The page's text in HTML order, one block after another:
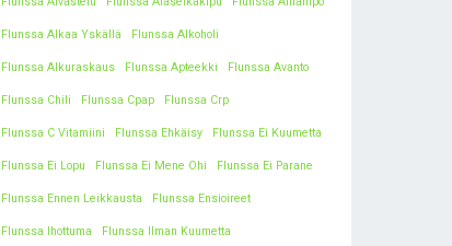
Flunssa Alkaa Yskällä Flunssa Alkoholi
Flunssa Alkuraskaus Flunssa Apteekki Flunssa Avanto
Flunssa Chili Flunssa Cpap Flunssa Crp
Flunssa C Vitamiini Flunssa Ehkäisy Flunssa Ei Kuumetta
Flunssa Ei Lopu Flunssa Ei Mene Ohi Flunssa Ei Parane
Flunssa Ennen Leikkausta Flunssa Ensioireet
Flunssa Ihottuma Flunssa Ilman Kuumetta